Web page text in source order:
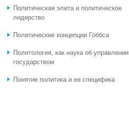
Политическая элита и политическое
лидерство
Политические концепции Гоббса
Политология, как наука об управлении
государством
Понятие политика и ее специфика